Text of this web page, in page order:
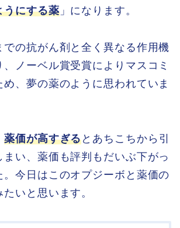
うにする薬」になります。
での抗がん剤と全く異なる作用機
ノーベル賞受賞によりマスコミ
、夢の薬のように思われていま
薬価が高すぎるとあちこちから引
まい、薬価も評判もだいぶ下がっ
。今日はこのオプジーボと薬価の
いと思います。